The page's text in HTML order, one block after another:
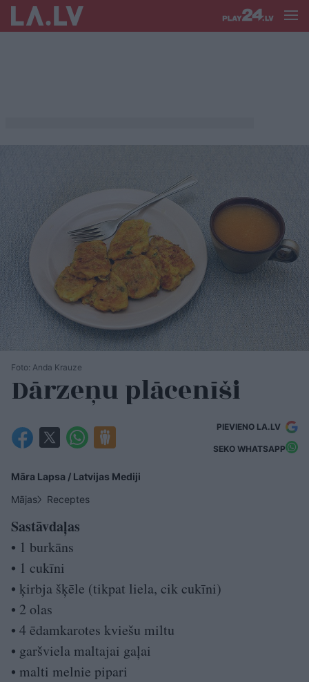
Foto: Anda Krauze
Dārzeņu plācenīši
PIEVIENO LA.LV
SEKO WHATSAPP
Māra Lapsa / Latvijas Mediji
Mājas
Receptes
Sastāvdaļas
• 1 burkāns
• 1 cukīni
• ķirbja šķēle (tikpat liela, cik cukīni)
• 2 olas
• 4 ēdamkarotes kviešu miltu
• garšviela maltajai gaļai
• malti melnie pipari